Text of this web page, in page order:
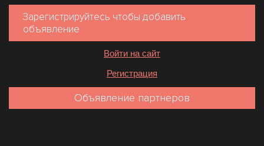
Зарегистрируйтесь чтобы добавить
объявление
Войти на сайт
Регистрация
Объявление партнеров